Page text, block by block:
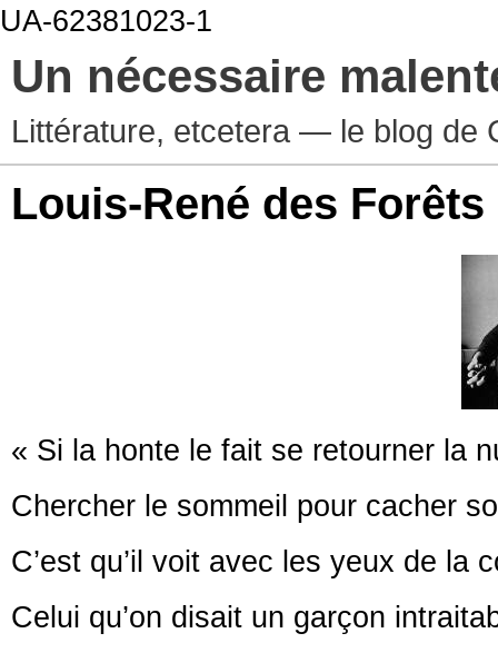
UA-62381023-1
Un nécessaire
Littérature, etcetera — le blog de
Louis-René des Forêts
« Si la honte le fait se retourner la
Chercher le sommeil pour cacher
C’est qu’il voit avec les yeux de la
Celui qu’on disait un garçon